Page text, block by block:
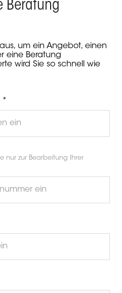
Beratung
um ein Angebot, einen
eine Beratung
wird Sie so schnell wie
*
nur zur Bearbeitung Ihrer